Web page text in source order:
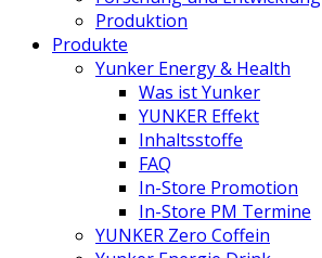
Produktion
Produkte
Yunker Energy & Health
Was ist Yunker
YUNKER Effekt
Inhaltsstoffe
FAQ
In-Store Promotion
In-Store PM Termine
YUNKER Zero Coffein